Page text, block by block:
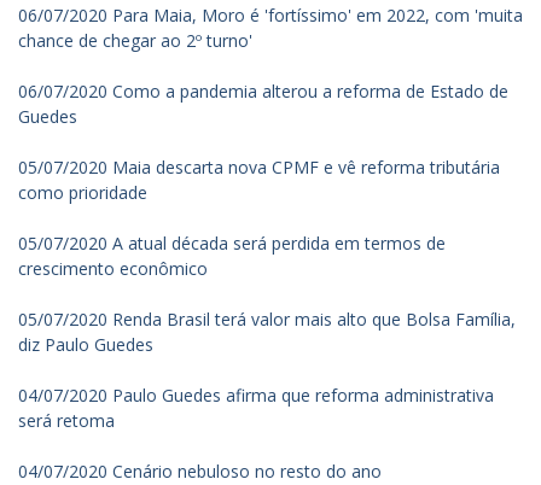
06/07/2020 Para Maia, Moro é 'fortíssimo' em 2022, com 'muita
chance de chegar ao 2º turno'
06/07/2020 Como a pandemia alterou a reforma de Estado de
Guedes
05/07/2020 Maia descarta nova CPMF e vê reforma tributária
como prioridade
05/07/2020 A atual década será perdida em termos de
crescimento econômico
05/07/2020 Renda Brasil terá valor mais alto que Bolsa Família,
diz Paulo Guedes
04/07/2020 Paulo Guedes afirma que reforma administrativa
será retoma
04/07/2020 Cenário nebuloso no resto do ano